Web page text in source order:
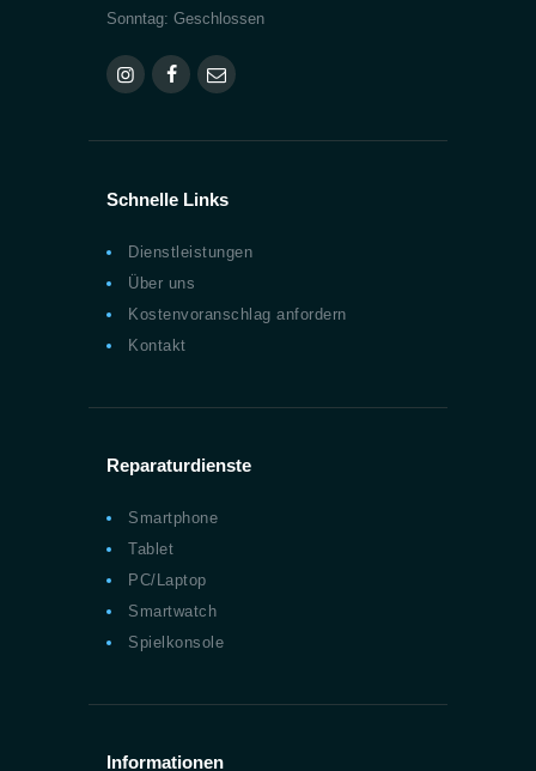
Sonntag: Geschlossen
Schnelle Links
Dienstleistungen
Über uns
Kostenvoranschlag anfordern
Kontakt
Reparaturdienste
Smartphone
Tablet
PC/Laptop
Smartwatch
Spielkonsole
Informationen